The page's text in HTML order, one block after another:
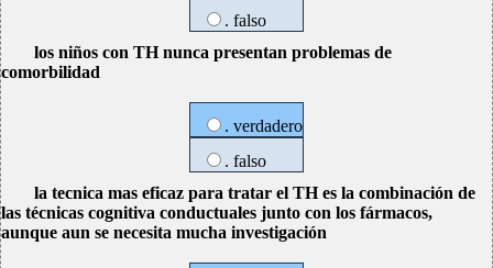
. falso
los niños con TH nunca presentan problemas de
comorbilidad
. verdadero
. falso
la tecnica mas eficaz para tratar el TH es la combinación de
las técnicas cognitiva conductuales junto con los fármacos,
aunque aun se necesita mucha investigación